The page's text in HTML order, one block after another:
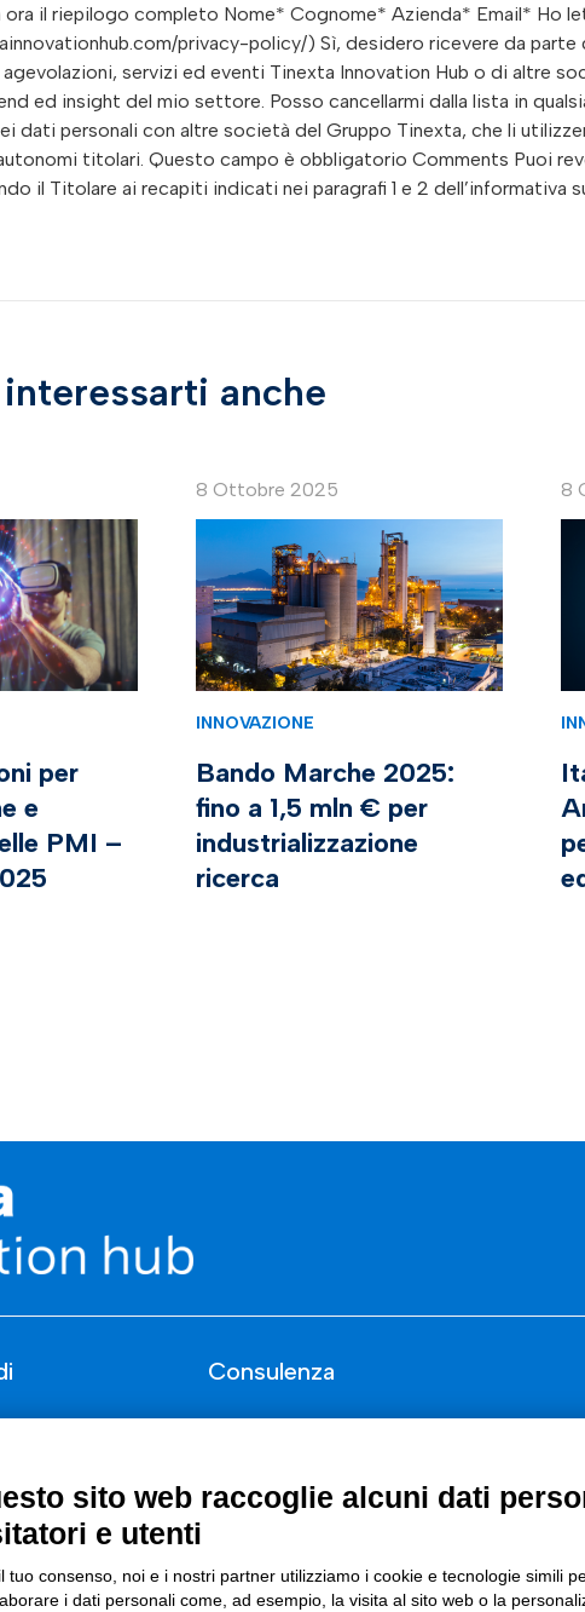
ora il riepilogo completo Nome* Cognome* Azienda* Email* Ho
privacy-policy/) Sì, desidero ricevere da parte
servizi ed eventi Tinexta Innovation Hub o di altre
ed insight del mio settore. Posso cancellarmi dalla lista in
dati personali con altre società del Gruppo Tinexta, che li
titolari. Questo campo è obbligatorio Comments Puoi
il Titolare ai recapiti indicati nei paragrafi 1 e 2 dell’informativa
anche
per
e
PMI –
8 Ottobre 2025
INNOVAZIONE
Bando Marche 2025:
fino a 1,5 mln € per
industrializzazione
ricerca
8
Consulenza
Nuovi Mercati
Digital Marketing
sito web raccoglie alcuni dati
e utenti
tuo consenso, noi e i nostri partner utilizziamo i cookie e tecnologie simili
i dati personali come, ad esempio, la visita al sito web o la